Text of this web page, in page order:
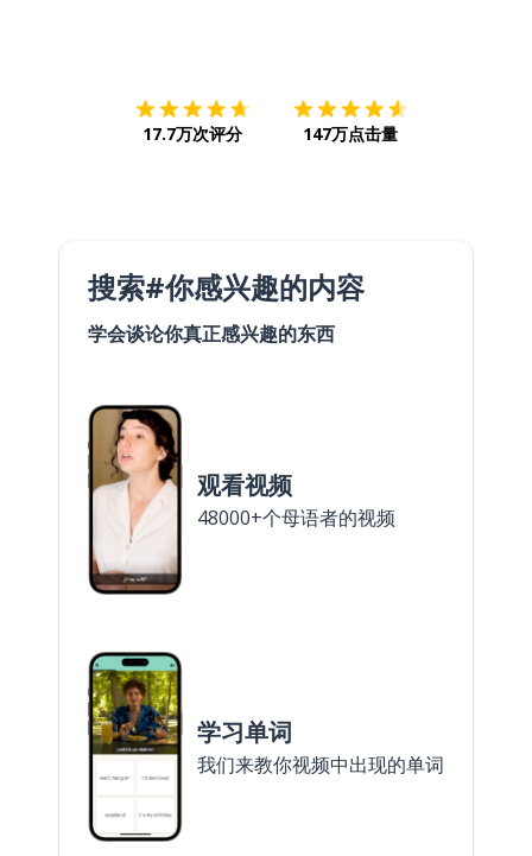
17.7万次评分 147万点击量
搜索#你感兴趣的内容
学会谈论你真正感兴趣的东西
观看视频
48000+个母语者的视频
学习单词
我们来教你视频中出现的单词